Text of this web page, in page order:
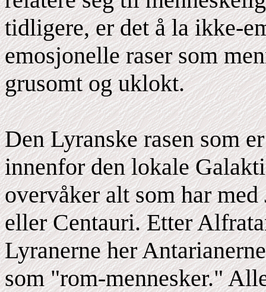
tidligere, er det å la ikke-
emosjonelle raser som
grusomt og uklokt.
Den Lyranske rasen som
innenfor den lokale
overvåker alt som har
eller Centauri. Etter
Lyranerne her
som "rom-mennesker."